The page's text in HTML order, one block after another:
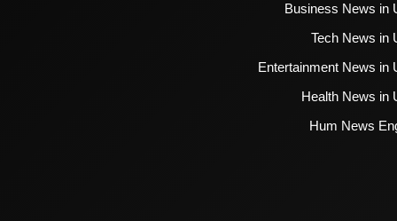
Business News in
Tech News in
Entertainment News in
Health News in
Hum News